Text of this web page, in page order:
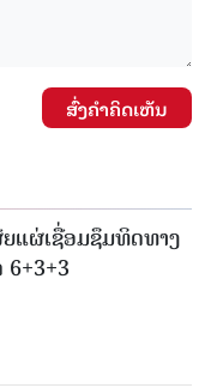
ສົ່ງຄໍາຄິດເຫັນ
ແຜ່ເຊື່ອມຊຶມທິດທາງ